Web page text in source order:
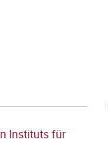
Instituts für